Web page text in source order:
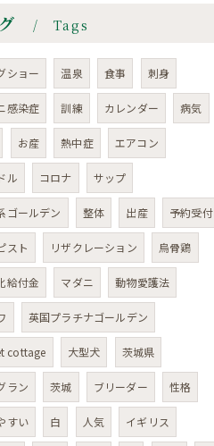
Tags
ショー 温泉 食事 刺身
感染症 訓練 カレンダー 病気
お産 熱中症 エアコン
ル コロナ サップ
ゴールデン 整体 出産 予約受付
スト リザクレーション 烏骨鶏
給付金 マダニ 動物愛護法
英国プラチナゴールデン
cottage 大型犬 茨城県
ラン 茨城 ブリーダー 性格
すい 白 人気 イギリス